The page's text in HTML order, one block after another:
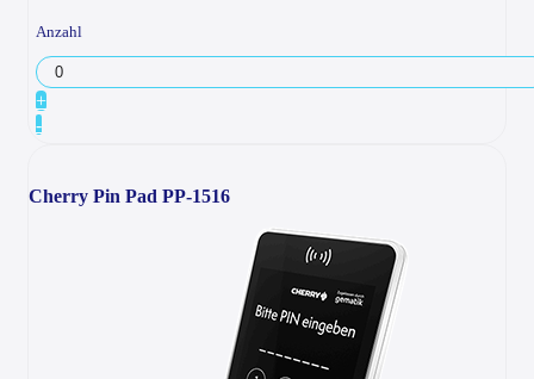
Anzahl
+
-
Cherry Pin Pad PP-1516